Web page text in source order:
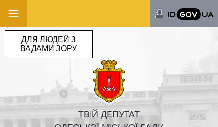
ТВІЙ ДЕПУТАТ
ДЛЯ ЛЮДЕЙ З
ВАДАМИ ЗОРУ